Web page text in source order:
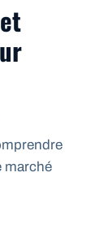
marché